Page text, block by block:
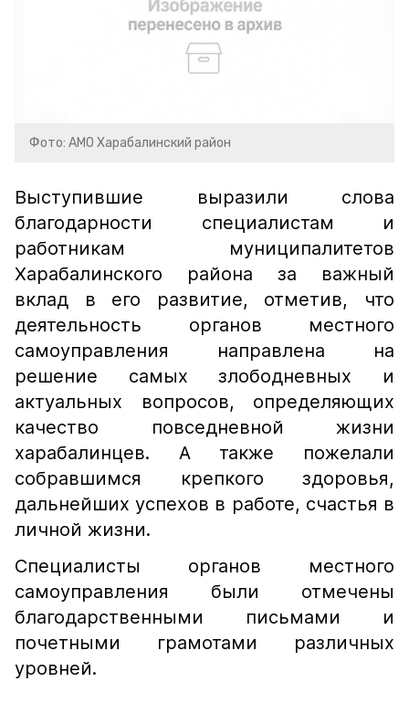
Фото: АМО Харабалинский район
Выступившие выразили слова
благодарности специалистам и
работникам муниципалитетов
Харабалинского района за важный
вклад в его развитие, отметив, что
деятельность органов местного
самоуправления направлена на
решение самых злободневных и
актуальных вопросов, определяющих
качество повседневной жизни
харабалинцев. А также пожелали
собравшимся крепкого здоровья,
дальнейших успехов в работе, счастья в
личной жизни.
Специалисты органов местного
самоуправления были отмечены
благодарственными письмами и
почетными грамотами различных
уровней.